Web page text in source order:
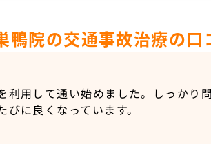
鴨院の交通事故治療の口
利用して通い始めました。しっかり
に良くなっています。